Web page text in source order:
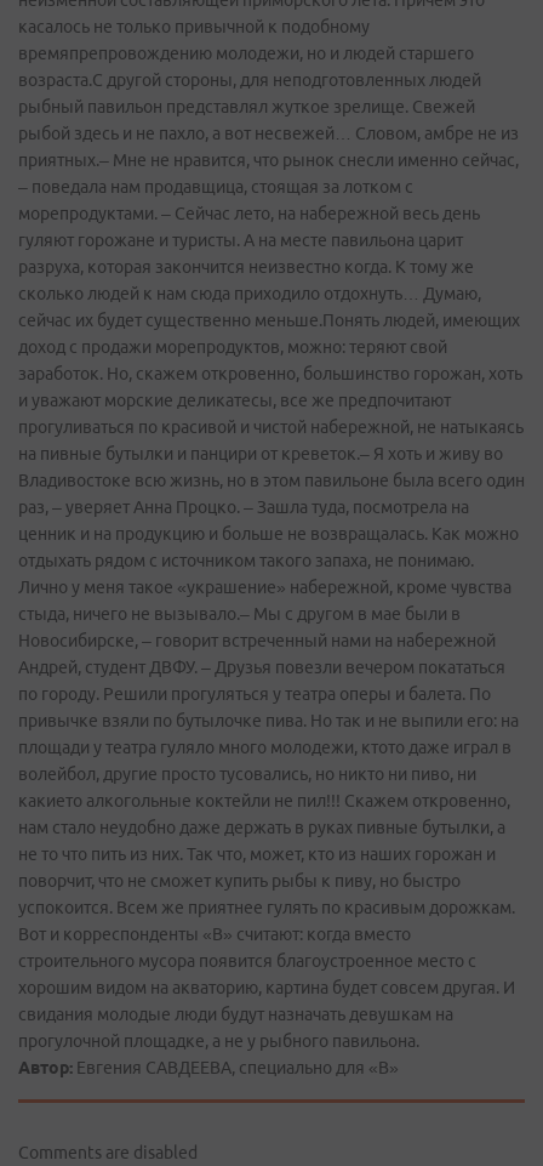
касалось не только привычной к подобному
времяпрепровождению молодежи, но и людей старшего
возраста.С другой стороны, для неподготовленных людей
рыбный павильон представлял жуткое зрелище. Свежей
рыбой здесь и не пахло, а вот несвежей… Словом, амбре не из
приятных.– Мне не нравится, что рынок снесли именно сейчас,
– поведала нам продавщица, стоящая за лотком с
морепродуктами. – Сейчас лето, на набережной весь день
гуляют горожане и туристы. А на месте павильона царит
разруха, которая закончится неизвестно когда. К тому же
сколько людей к нам сюда приходило отдохнуть… Думаю,
сейчас их будет существенно меньше.Понять людей, имеющих
доход с продажи морепродуктов, можно: теряют свой
заработок. Но, скажем откровенно, большинство горожан, хоть
и уважают морские деликатесы, все же предпочитают
прогуливаться по красивой и чистой набережной, не натыкаясь
на пивные бутылки и панцири от креветок.– Я хоть и живу во
Владивостоке всю жизнь, но в этом павильоне была всего один
раз, – уверяет Анна Процко. – Зашла туда, посмотрела на
ценник и на продукцию и больше не возвращалась. Как можно
отдыхать рядом с источником такого запаха, не понимаю.
Лично у меня такое «украшение» набережной, кроме чувства
стыда, ничего не вызывало.– Мы с другом в мае были в
Новосибирске, – говорит встреченный нами на набережной
Андрей, студент ДВФУ. – Друзья повезли вечером покататься
по городу. Решили прогуляться у театра оперы и балета. По
привычке взяли по бутылочке пива. Но так и не выпили его: на
площади у театра гуляло много молодежи, кто­то даже играл в
волейбол, другие просто тусовались, но никто ни пиво, ни
какие­то алкогольные коктейли не пил!!! Скажем откровенно,
нам стало неудобно даже держать в руках пивные бутылки, а
не то что пить из них. Так что, может, кто из наших горожан и
поворчит, что не сможет купить рыбы к пиву, но быстро
успокоится. Всем же приятнее гулять по красивым дорожкам.
Вот и корреспонденты «В» считают: когда вместо
строительного мусора появится благоустроенное место с
хорошим видом на акваторию, картина будет совсем другая. И
свидания молодые люди будут назначать девушкам на
прогулочной площадке, а не у рыбного павильона.
Автор: Евгения САВДЕЕВА, специально для «В»
Comments are disabled